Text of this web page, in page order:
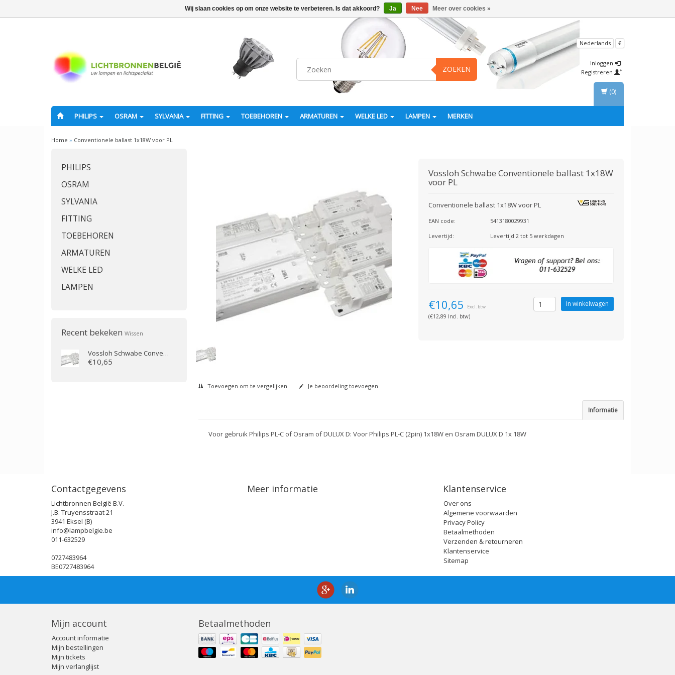
ZOEKEN
Nederlands €
Inloggen
Registreren
PHILIPS OSRAM SYLVANIA FITTING TOEBEHOREN ARMATUREN WELKE LED LAMPEN MERKEN
(0)
Home » Conventionele ballast 1x18W voor PL
PHILIPS
OSRAM
SYLVANIA
FITTING
TOEBEHOREN
ARMATUREN
WELKE LED
LAMPEN
Recent bekeken Wissen
Vossloh Schwabe Conventionele ballast 1x18W voor PL
€10,65
Vossloh Schwabe Conventionele ballast 1x18W
voor PL
Conventionele ballast 1x18W voor PL
EAN code:
5413180029931
Levertijd:
Levertijd 2 tot 5 werkdagen
€10,65 Excl. btw
(€12,89 Incl. btw)
Toevoegen om te vergelijken Je beoordeling toevoegen
Informatie
Voor gebruik Philips PL-C of Osram of DULUX D: Voor Philips PL-C (2pin) 1x18W en Osram DULUX D 1x 18W
Contactgegevens
Lichtbronnen België B.V.
J.B. Truyensstraat 21
3941 Eksel (B)
info@lampbelgie.be
011-632529
0727483964
BE0727483964
Meer informatie Klantenservice
Over ons
Algemene voorwaarden
Privacy Policy
Betaalmethoden
Verzenden & retourneren
Klantenservice
Sitemap
Mijn account
Account informatie
Mijn bestellingen
Mijn tickets
Mijn verlanglijst
Betaalmethoden
Wij slaan cookies op om onze website te verbeteren. Is dat akkoord? Ja Nee Meer over cookies »